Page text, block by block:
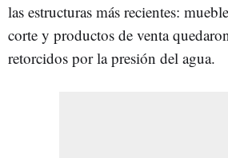
las estructuras más recientes:
corte y productos de venta
retorcidos por la presión del agua.